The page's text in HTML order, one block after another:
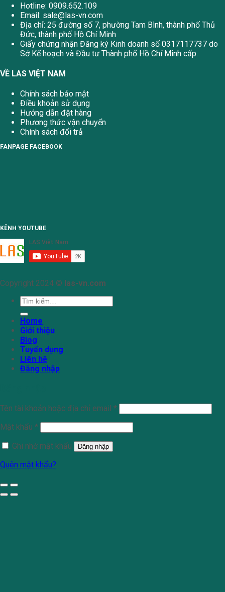
Hotline: 0909.652.109
Email: sale@las-vn.com
Địa chỉ: 25 đường số 7, phường Tam Bình, thành phố Thủ
Đức, thành phố Hồ Chí Minh
Giấy chứng nhận Đăng ký Kinh doanh số 0317117737 do
Sở Kế hoạch và Đầu tư Thành phố Hồ Chí Minh cấp.
VỀ LAS VIỆT NAM
Chính sách bảo mật
Điều khoản sử dụng
Hướng dẫn đặt hàng
Phương thức vận chuyển
Chính sách đổi trả
FANPAGE FACEBOOK
KÊNH YOUTUBE
Copyright 2024 © las-vn.com
Tìm
kiếm:
Home
Giới thiệu
Blog
Tuyển dụng
Liên hệ
Đăng nhập
Tên tài khoản hoặc địa chỉ email *
Mật khẩu *
Ghi nhớ mật khẩu
Đăng nhập
Quên mật khẩu?